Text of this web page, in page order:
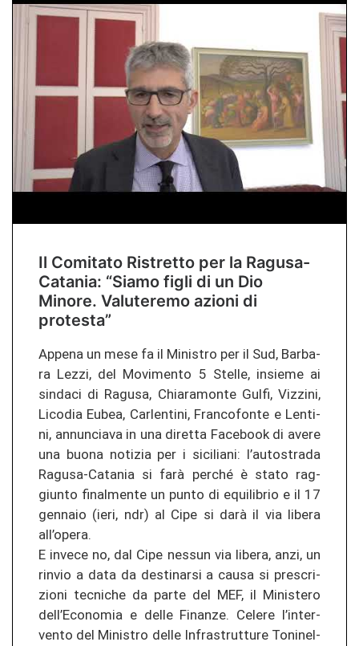
Il Comitato Ristretto per la Ragusa-
Catania: “Siamo figli di un Dio
Minore. Valuteremo azioni di
protesta”
Ap­pe­na un mese fa il Mi­nis­tro per il Sud, Bar­ba­
ra Lezzi, del Mo­vi­men­to 5 Stel­le, insie­me ai
sin­da­ci di Ra­gu­sa, Chia­ra­mon­te Gulfi, Vi­z­zi­ni,
Li­co­dia Eubea, Car­len­ti­ni, Fran­co­fon­te e Len­ti­
ni, an­nun­cia­va in una di­ret­ta Facebook di avere
una buona no­ti­zia per i si­ci­lia­ni: l’au­tos­tra­da
Ragusa-​Catania si farà per­ché è stato rag­
giun­to fi­nal­men­te un punto di equi­li­brio e il 17
gen­naio (ieri, ndr) al Cipe si darà il via li­be­ra
all’opera.
E in­ve­ce no, dal Cipe nes­sun via li­be­ra, anzi, un
rin­vio a data da de­sti­nar­si a causa si prescri­
zio­ni tec­ni­che da parte del MEF, il Mi­nis­te­ro
dell’Eco­no­mia e delle Fi­nan­ze. Ce­le­re l’in­ter­
ven­to del Mi­nis­tro delle In­fras­trut­tu­re To­ni­nel­